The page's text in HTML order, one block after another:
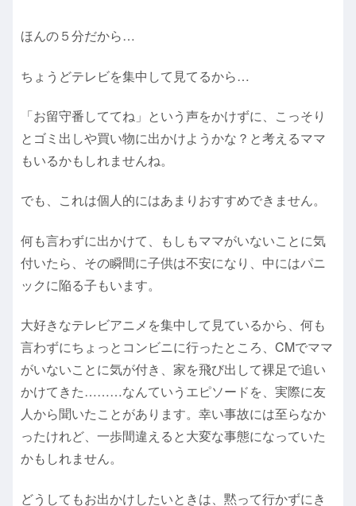
ほんの５分だから…
ちょうどテレビを集中して見てるから…
「お留守番しててね」という声をかけずに、こっそり
とゴミ出しや買い物に出かけようかな？と考えるママ
もいるかもしれませんね。
でも、これは個人的にはあまりおすすめできません。
何も言わずに出かけて、もしもママがいないことに気
付いたら、その瞬間に子供は不安になり、中にはパニ
ックに陥る子もいます。
大好きなテレビアニメを集中して見ているから、何も
言わずにちょっとコンビニに行ったところ、CMでママ
がいないことに気が付き、家を飛び出して裸足で追い
かけてきた………なんていうエピソードを、実際に友
人から聞いたことがあります。幸い事故には至らなか
ったけれど、一歩間違えると大変な事態になっていた
かもしれません。
どうしてもお出かけしたいときは、黙って行かずにき